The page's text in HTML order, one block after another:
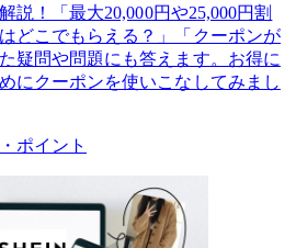
説！「最大20,000円や25,000円割
どこでもらえる？」「クーポンが
疑問や問題にも答えます。お得に
にクーポンを使いこなしてみまし
ポイント